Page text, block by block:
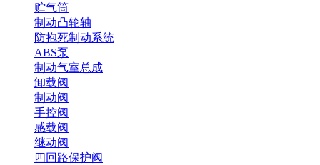
贮气筒
制动凸轮轴
防抱死制动系统
ABS泵
制动气室总成
卸载阀
制动阀
手控阀
感载阀
继动阀
四回路保护阀